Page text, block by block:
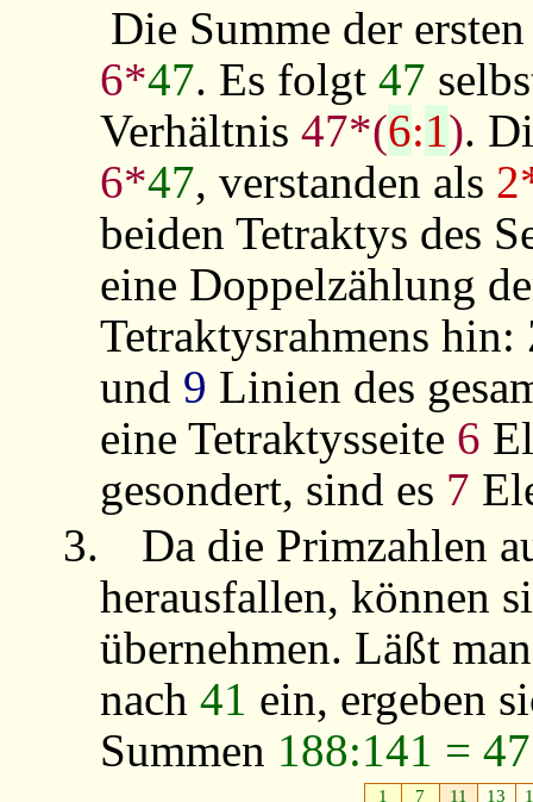
Die Summe der
6*47. Es folgt 47
Verhältnis 47*(6:1).
6*47, verstanden als
beiden Tetraktys des
eine Doppelzählung
Tetraktysrahmens
und 9 Linien des
eine Tetraktysseite 6
gesondert, sind es 7
3.
Da die Primzahlen
herausfallen, können
übernehmen. Läßt
nach 41 ein, ergeben
Summen 188:141 =
1 7 11 13